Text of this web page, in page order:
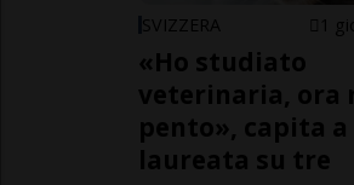
SVIZZERA 1
«Ho studiato
veterinaria, ora
pento», capita a
laureata su tre